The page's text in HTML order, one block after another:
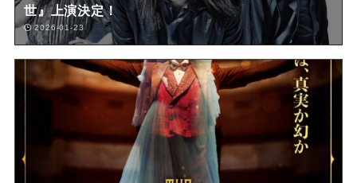
世』上演決定！
2026-01-23